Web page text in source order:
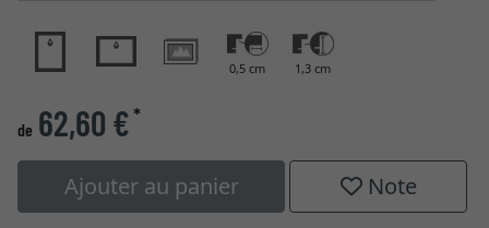
0,5 cm 1,3 cm
de 62,60 €*
Ajouter au panier Note